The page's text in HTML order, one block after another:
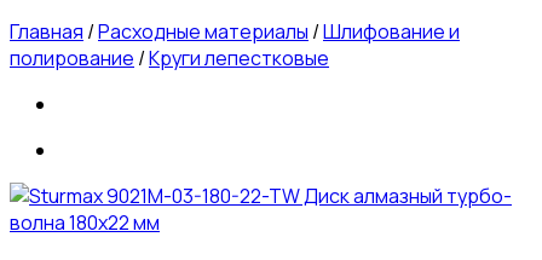
Главная /Расходные материалы /Шлифование и
полирование /Круги лепестковые